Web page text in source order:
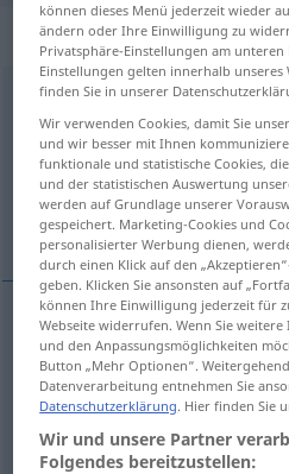
„erkennen“
erkennen
Übersicht aller
(Für mehr Details die Übersetzung
þekkja aftur, bera kennsl
þekkjaaftur erkennen
berakennslá erkennen
dæma erkennen JUR
können dieses Menü jederzeit wieder
ändern oder Ihre Einwilligung zu
Privatsphäre-Einstellungen am
Einstellungen gelten innerhalb
finden Sie in unserer
Wir verwenden Cookies, damit Sie
und wir besser mit Ihnen
funktionale und statistische Cookies,
und der statistischen Auswertung
werden auf Grundlage unserer
gespeichert. Marketing-Cookies und
personalisierter Werbung dienen,
durch einen Klick auf den
geben. Klicken Sie ansonsten auf
können Ihre Einwilligung jederzeit für
Webseite widerrufen. Wenn Sie
und den Anpassungsmöglichkeiten
Button „Mehr Optionen“.
Datenverarbeitung entnehmen Sie
Datenschutzerklärung. Hier finden Sie
Wir und unsere Partner
Folgendes bereitzustellen: